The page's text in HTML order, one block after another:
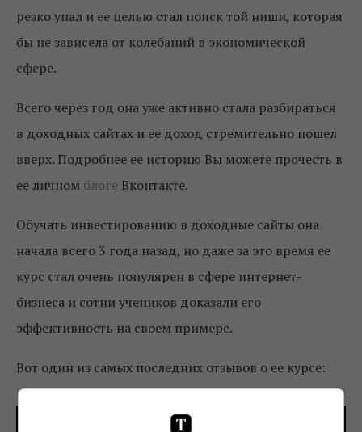
резко упал и ее целью стал поиск той ниши, которая
бы не зависела от колебаний в экономической
сфере.
Всего через год она уже активно стала разбираться
в доходных сайтах и ее доход стремительно пошел
вверх. Подробнее ее историю Вы можете прочесть в
ее личном блоге Вконтакте.
Обучать инвестированию в доходные сайты она
начала всего 3 года назад, но даже за это время ее
курс стал очень популярен в сфере интернет-
бизнеса и сотни учеников доказали его
эффективность на своем примере.
Вот один из самых последних отзывов о ее курсе: